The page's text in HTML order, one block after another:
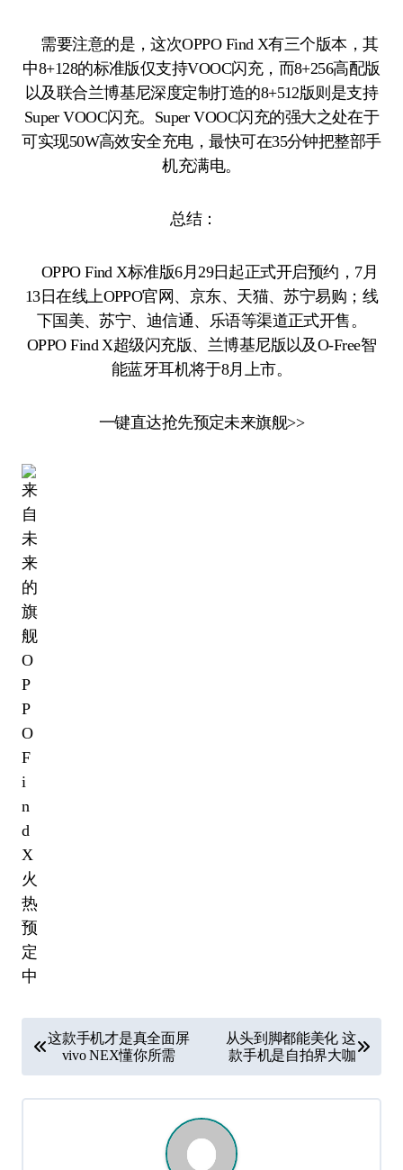
需要注意的是，这次OPPO Find X有三个版本，其
中8+128的标准版仅支持VOOC闪充，而8+256高配版
以及联合兰博基尼深度定制打造的8+512版则是支持
Super VOOC闪充。Super VOOC闪充的强大之处在于
可实现50W高效安全充电，最快可在35分钟把整部手
机充满电。
总结：
OPPO Find X标准版6月29日起正式开启预约，7月
13日在线上OPPO官网、京东、天猫、苏宁易购；线
下国美、苏宁、迪信通、乐语等渠道正式开售。
OPPO Find X超级闪充版、兰博基尼版以及O-Free智
能蓝牙耳机将于8月上市。
一键直达抢先预定未来旗舰>>
章
导
这款手机才是真全面屏
vivo NEX懂你所需
从头到脚都能美化 这
款手机是自拍界大咖